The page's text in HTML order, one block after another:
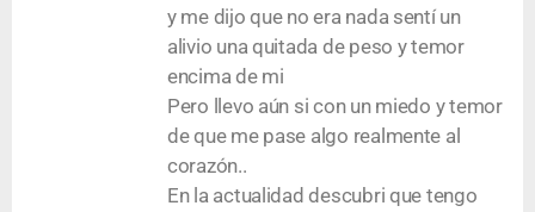
y me dijo que no era nada sentí un
alivio una quitada de peso y temor
encima de mi
Pero llevo aún si con un miedo y temor
de que me pase algo realmente al
corazón..
En la actualidad descubri que tengo